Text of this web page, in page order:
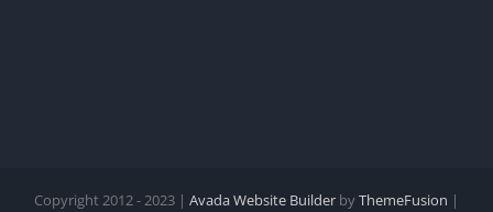
Copyright 2012 - 2023 | Avada Website Builder byThemeFusion |